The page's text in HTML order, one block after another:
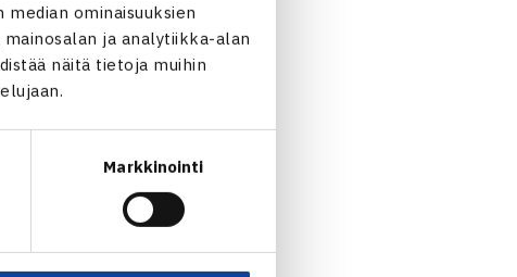
ominaisuuksien
ja analytiikka-alan
näitä tietoja muihin
Markkinointi